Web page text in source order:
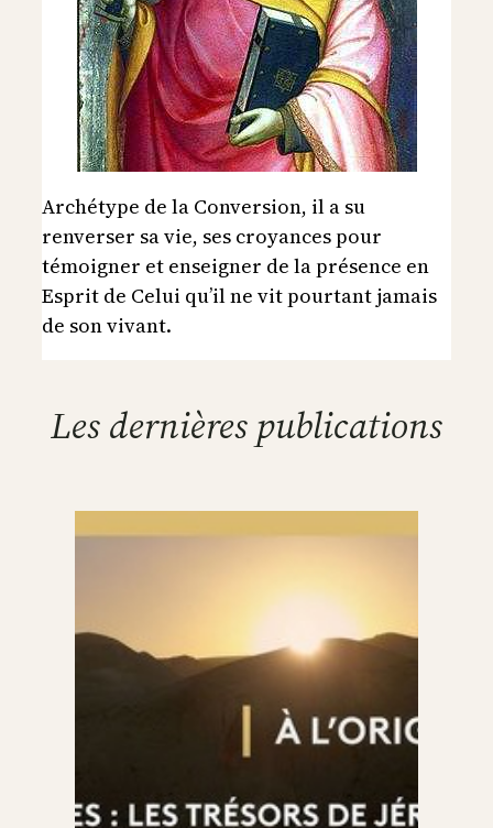
Archétype de la Conversion, il a su
renverser sa vie, ses croyances pour
témoigner et enseigner de la présence en
Esprit de Celui qu’il ne vit pourtant jamais
de son vivant.
Les dernières publications